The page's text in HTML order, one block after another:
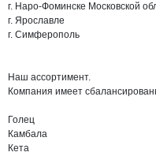
г. Наро-Фоминске Московской
г. Ярославле
г. Симферополь
Наш ассортимент.
Компания имеет
Голец
Камбала
Кета